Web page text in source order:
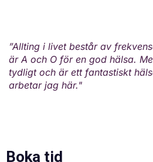
”Allting i livet består av
är A och O för en god hälsa.
tydligt och är ett fantastiskt
arbetar jag här."
Boka tid